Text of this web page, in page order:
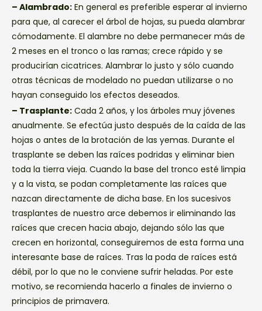
– Alambrado: En general es preferible esperar al invierno
para que, al carecer el árbol de hojas, su pueda alambrar
cómodamente. El alambre no debe permanecer más de
2 meses en el tronco o las ramas; crece rápido y se
producirían cicatrices. Alambrar lo justo y sólo cuando
otras técnicas de modelado no puedan utilizarse o no
hayan conseguido los efectos deseados.
– Trasplante: Cada 2 años, y los árboles muy jóvenes
anualmente. Se efectúa justo después de la caída de las
hojas o antes de la brotación de las yemas. Durante el
trasplante se deben las raíces podridas y eliminar bien
toda la tierra vieja. Cuando la base del tronco esté limpia
y a la vista, se podan completamente las raíces que
nazcan directamente de dicha base. En los sucesivos
trasplantes de nuestro arce debemos ir eliminando las
raíces que crecen hacia abajo, dejando sólo las que
crecen en horizontal, conseguiremos de esta forma una
interesante base de raíces. Tras la poda de raíces está
débil, por lo que no le conviene sufrir heladas. Por este
motivo, se recomienda hacerlo a finales de invierno o
principios de primavera.